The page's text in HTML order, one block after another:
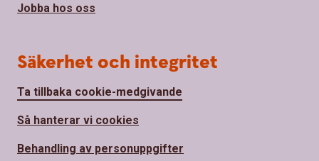
Jobba hos oss
Säkerhet och integritet
Ta tillbaka cookie-medgivande
Så hanterar vi cookies
Behandling av personuppgifter